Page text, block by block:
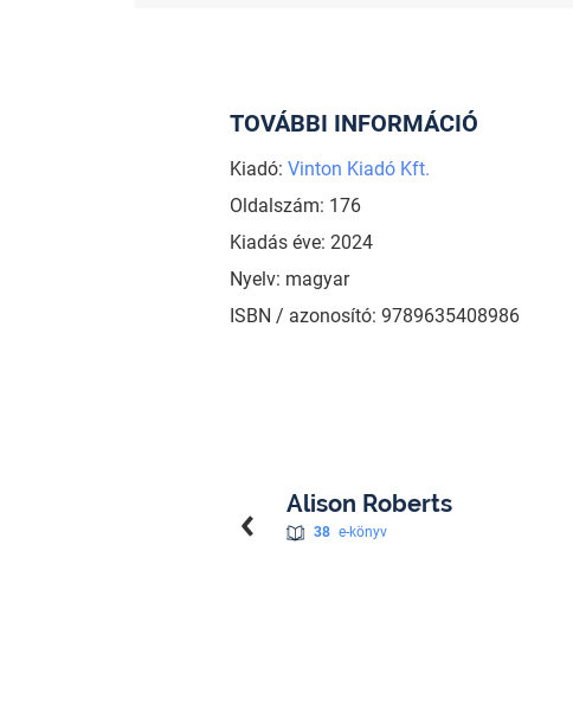
TOVÁBBI INFORMÁCIÓ
Kiadó: Vinton Kiadó Kft.
Oldalszám: 176
Kiadás éve: 2024
Nyelv: magyar
ISBN / azonosító: 9789635408986
Alison Roberts
38 e-könyv